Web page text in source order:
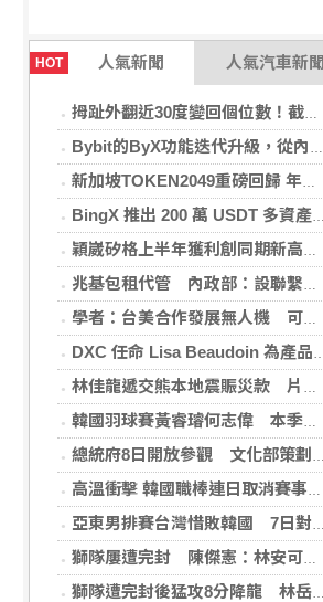
HOT 人氣新聞 人氣汽車新聞
拇趾外翻近30度變回個位數！截骨矯正助重返登山活動
Bybit的ByX功能迭代升級，從內容平台全面進化為社交交易樞紐，新增多項特色功能
新加坡TOKEN2049重磅回歸 年度行業頂級盛會再度啟幕
BingX 推出 200 萬 USDT 多資產交易活動，聚焦當前最受關注的市場趨勢
穎崴矽格上半年獲利創同期新高 AI先進製程需求帶動
兆基包租代管 內政部：設聯繫諮詢窗口統一受理
學者：台美合作發展無人機 可降對中依賴強化嚇阻
DXC 任命 Lisa Beaudoin 為產品總監，以加速產品導向型增長
林佳龍遞交熊本地震賑災款 片山和之：患難見真情
韓國羽球賽黃睿璿何志偉 本季首闖超級賽男雙8強
總統府8日開放參觀 文化部策劃科幻漫畫特展
高溫衝擊 韓國職棒連日取消賽事、11日起晚間7時開打
亞東男排賽台灣惜敗韓國 7日對戰日本拚4強
獅隊屢遭完封 陳傑憲：林安可這種天才也願改變
獅隊遭完封後猛攻8分降龍 林岳平：總是要發揮